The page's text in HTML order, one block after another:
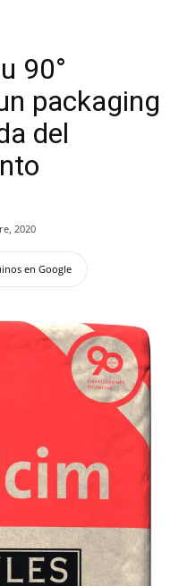
90°
packaging
del
2020
en Google